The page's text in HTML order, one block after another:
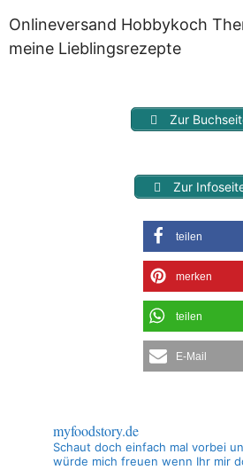
Onlineversand Hobbykoch
meine Lieblingsrezepte
Zur
Zur
teilen
merken
teilen
E-Mail
myfoodstory.de
Schaut doch einfach mal vorbei
würde mich freuen wenn Ihr mir